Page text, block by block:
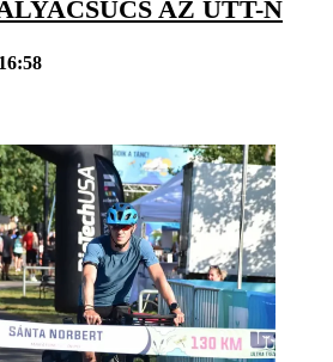
AZ UTT-N